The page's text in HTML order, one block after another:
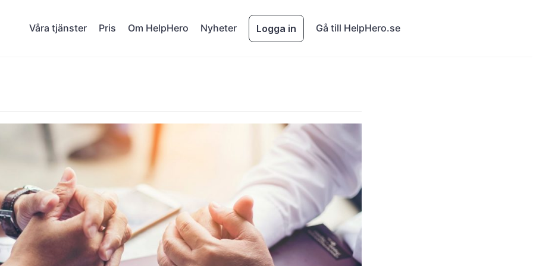
Våra tjänster Pris Om HelpHero Nyheter Logga in Gå till HelpHero.se